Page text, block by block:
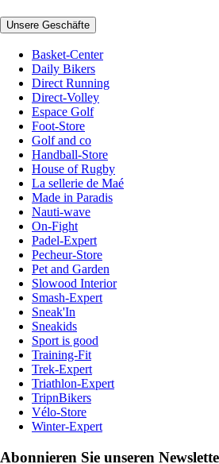
Unsere Geschäfte
Basket-Center
Daily Bikers
Direct Running
Direct-Volley
Espace Golf
Foot-Store
Golf and co
Handball-Store
House of Rugby
La sellerie de Maé
Made in Paradis
Nauti-wave
On-Fight
Padel-Expert
Pecheur-Store
Pet and Garden
Slowood Interior
Smash-Expert
Sneak'In
Sneakids
Sport is good
Training-Fit
Trek-Expert
Triathlon-Expert
TripnBikers
Vélo-Store
Winter-Expert
Abonnieren Sie unseren